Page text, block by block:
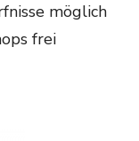
möglich
frei